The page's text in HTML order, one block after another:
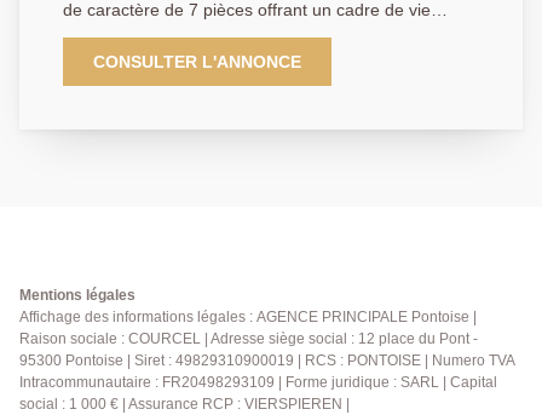
de caractère de 7 pièces offrant un cadre de vie
agréable avec un séjour chaleureux, une cuisine semi
ouverte et aménagée, à l'étage 2 belles chambres
avec placard un bureau et surtout une véranda de
CONSULTER L'ANNONCE
Mentions légales
Affichage des informations légales : AGENCE PRINCIPALE Pontoise |
Raison sociale : COURCEL | Adresse siège social : 12 place du Pont -
95300 Pontoise | Siret : 49829310900019 | RCS : PONTOISE | Numero TVA
Intracommunautaire : FR20498293109 | Forme juridique : SARL | Capital
social : 1 000 € | Assurance RCP : VIERSPIEREN |